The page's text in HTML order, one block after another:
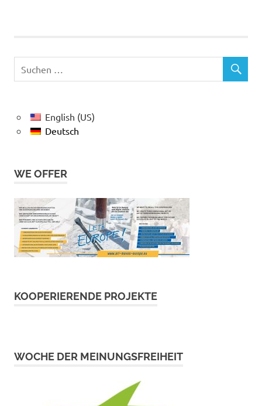
English (US)
Deutsch
WE OFFER
KOOPERIERENDE PROJEKTE
WOCHE DER MEINUNGSFREIHEIT